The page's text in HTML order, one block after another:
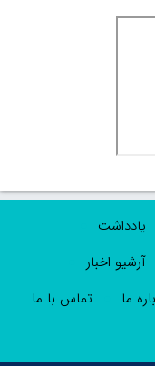
یادداشت
آرشیو اخبار
ما تماس با ما